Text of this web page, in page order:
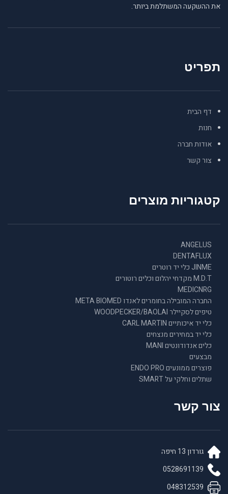
את ההשקעה המשתלמת ביותר.
תפריט
דף הבית
חנות
אודות חברה
צור קשר
קטגוריות מוצרים
ANGELUS
DENTAFLUX
JINME כלי יד רוטרים
M.D.T מקדחי יהלום וכלים רוטורים
MEDICNRG
החברה המובילה בחומרים לאנדו META BIOMED
טיפים לסקיילר WOODPECKER/BAOLAI
כלי יד איכותיים CARL MARTIN
כלי יד במחירים מנצחים
כלים אנדודונטים MANI
מבצעים
פוצרים ממונעים ENDO PRO
שתלים וחלקי על SMART
צור קשר
גורדון 13 חיפה
0528691139
048312539